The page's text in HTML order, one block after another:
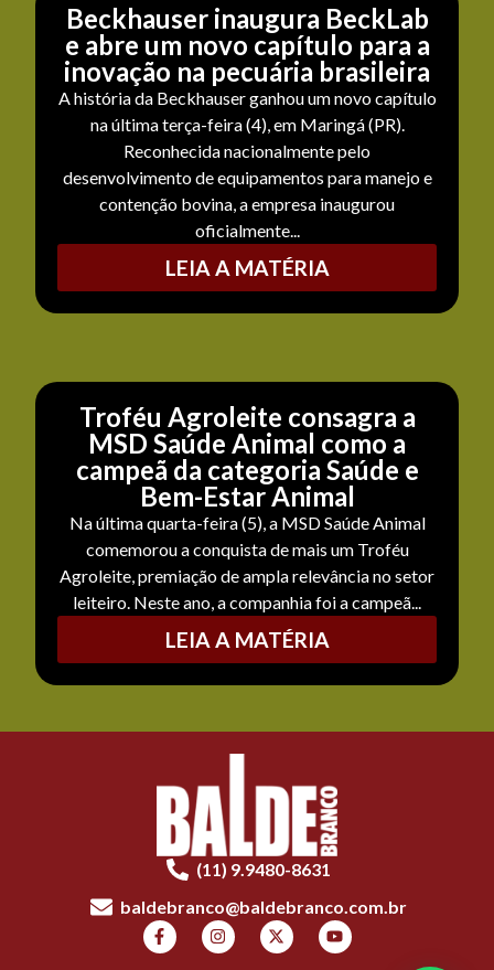
Beckhauser inaugura BeckLab
e abre um novo capítulo para a
inovação na pecuária brasileira
A história da Beckhauser ganhou um novo capítulo
na última terça-feira (4), em Maringá (PR).
Reconhecida nacionalmente pelo
desenvolvimento de equipamentos para manejo e
contenção bovina, a empresa inaugurou
oficialmente...
LEIA A MATÉRIA
Troféu Agroleite consagra a
MSD Saúde Animal como a
campeã da categoria Saúde e
Bem-Estar Animal
Na última quarta-feira (5), a MSD Saúde Animal
comemorou a conquista de mais um Troféu
Agroleite, premiação de ampla relevância no setor
leiteiro. Neste ano, a companhia foi a campeã...
LEIA A MATÉRIA
(11) 9.9480-8631
baldebranco@baldebranco.com.br